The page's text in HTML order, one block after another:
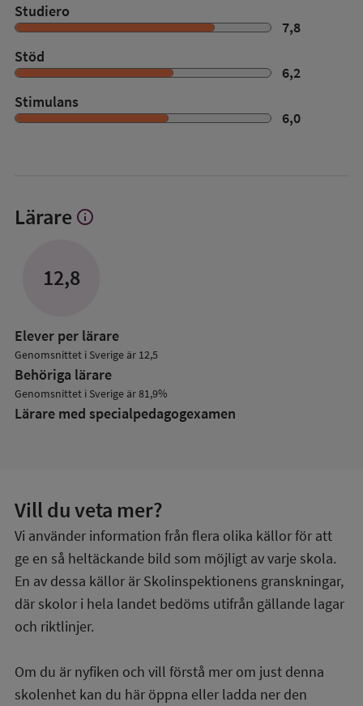
Studiero
7,8
Stöd
6,2
Stimulans
6,0
Lärare Visa
info
12,8
Elever per lärare
Genomsnittet i Sverige är 12,5
Behöriga lärare
Genomsnittet i Sverige är 81,9%
Lärare med specialpedagog­examen
Vill du veta mer?
Vi använder information från flera olika källor för att
ge en så heltäckande bild som möjligt av varje skola.
En av dessa källor är Skolinspektionens granskningar,
där skolor i hela landet bedöms utifrån gällande lagar
och riktlinjer.
Om du är nyfiken och vill förstå mer om just denna
skolenhet kan du här öppna eller ladda ner den